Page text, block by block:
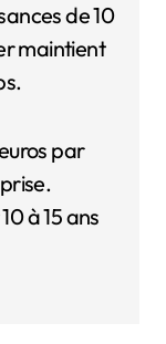
de 10
maintient
par
à 15 ans